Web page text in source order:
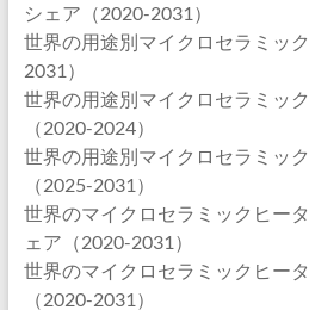
シェア（2020-2031）
世界の用途別マイクロセラミッ
2031）
世界の用途別マイクロセラミッ
（2020-2024）
世界の用途別マイクロセラミッ
（2025-2031）
世界のマイクロセラミックヒー
ェア（2020-2031）
世界のマイクロセラミックヒー
（2020-2031）